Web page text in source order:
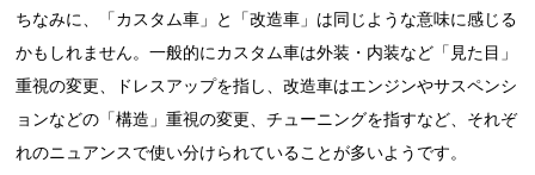
ちなみに、「カスタム車」と「改造車」は同じような意味に感じる
かもしれません。一般的にカスタム車は外装・内装など「見た目」
重視の変更、ドレスアップを指し、改造車はエンジンやサスペンシ
ョンなどの「構造」重視の変更、チューニングを指すなど、それぞ
れのニュアンスで使い分けられていることが多いようです。